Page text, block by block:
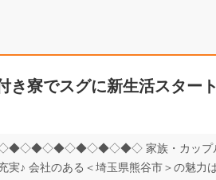
き寮でスグに新生活スター
◆◇◆◇◆◇◆◇◆◇◆◇◆◇◆◇ 家族・カッ
社のある＜埼玉県熊谷市＞の魅力